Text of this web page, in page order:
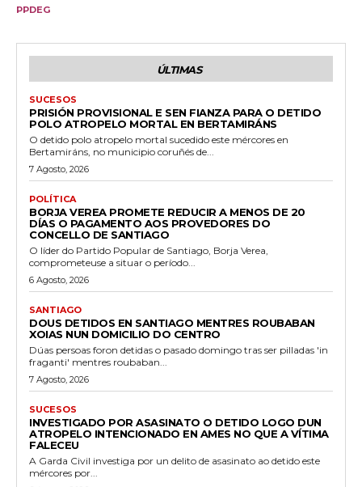
PPDEG
ÚLTIMAS
SUCESOS
PRISIÓN PROVISIONAL E SEN FIANZA PARA O DETIDO
POLO ATROPELO MORTAL EN BERTAMIRÁNS
O detido polo atropelo mortal sucedido este mércores en
Bertamiráns, no municipio coruñés de...
7 Agosto, 2026
POLÍTICA
BORJA VEREA PROMETE REDUCIR A MENOS DE 20
DÍAS O PAGAMENTO AOS PROVEDORES DO
CONCELLO DE SANTIAGO
O líder do Partido Popular de Santiago, Borja Verea,
comprometeuse a situar o período...
6 Agosto, 2026
SANTIAGO
DOUS DETIDOS EN SANTIAGO MENTRES ROUBABAN
XOIAS NUN DOMICILIO DO CENTRO
Dúas persoas foron detidas o pasado domingo tras ser pilladas 'in
fraganti' mentres roubaban...
7 Agosto, 2026
SUCESOS
INVESTIGADO POR ASASINATO O DETIDO LOGO DUN
ATROPELO INTENCIONADO EN AMES NO QUE A VÍTIMA
FALECEU
A Garda Civil investiga por un delito de asasinato ao detido este
mércores por...